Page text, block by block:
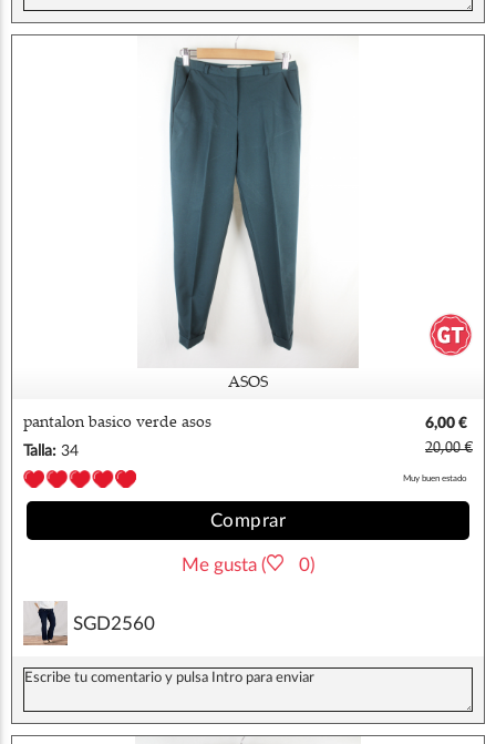
ASOS
pantalon basico verde asos
6,00 €
Talla: 34 20,00 €
Muy buen estado
Comprar
Me gusta ( 0)
SGD2560